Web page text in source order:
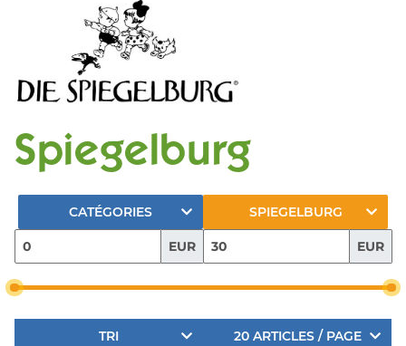
Spiegelburg
CATÉGORIES SPIEGELBURG
EUR EUR
TRI 20 ARTICLES / PAGE